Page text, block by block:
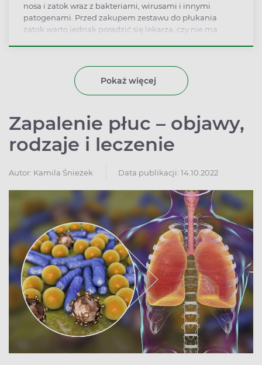
nosa i zatok wraz z bakteriami, wirusami i innymi
patogenami. Przed zakupem zestawu do płukania
zatok warto jednak poradzić się lekarza, czy nie ma
Pokaż więcej
Zapalenie płuc – objawy,
rodzaje i leczenie
Autor: Kamila Śnieżek Data publikacji: 14.10.2022